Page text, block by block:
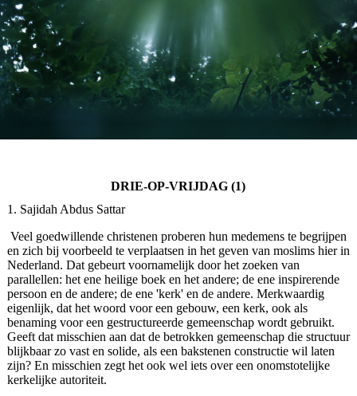
DRIE-OP-VRIJDAG (1)
1. Sajidah Abdus Sattar
Veel goedwillende christenen proberen hun medemens te begrijpen
en zich bij voorbeeld te verplaatsen in het geven van moslims hier in
Nederland. Dat gebeurt voornamelijk door het zoeken van
parallellen: het ene heilige boek en het andere; de ene inspirerende
persoon en de andere; de ene 'kerk' en de andere. Merkwaardig
eigenlijk, dat het woord voor een gebouw, een kerk, ook als
benaming voor een gestructureerde gemeenschap wordt gebruikt.
Geeft dat misschien aan dat de betrokken gemeenschap die structuur
blijkbaar zo vast en solide, als een bakstenen constructie wil laten
zijn? En misschien zegt het ook wel iets over een onomstotelijke
kerkelijke autoriteit.